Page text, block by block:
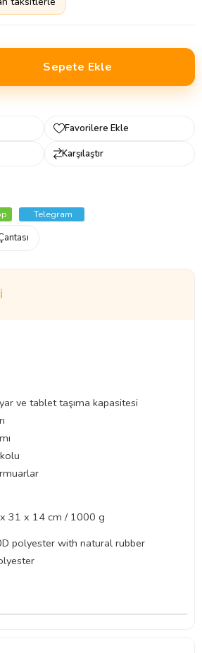
Favorilere Ekle
Karşılaştır
Telegram
ve tablet taşıma kapasitesi
x 31 x 14 cm / 1000 g
polyester with natural rubber